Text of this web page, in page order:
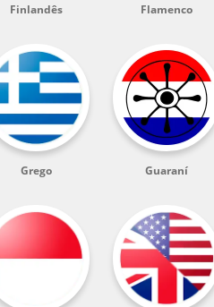
Finlandês Flamenco
Grego Guaraní